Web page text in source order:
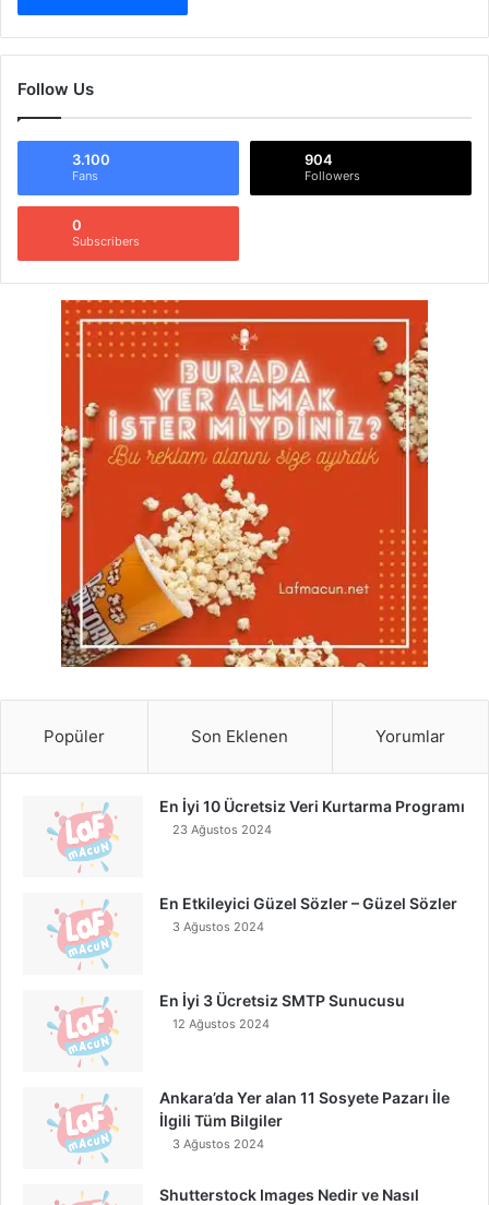
Follow Us
3.100
Fans
904
Followers
0
Subscribers
Popüler Son Eklenen Yorumlar
En İyi 10 Ücretsiz Veri Kurtarma Programı
23 Ağustos 2024
En Etkileyici Güzel Sözler – Güzel Sözler
3 Ağustos 2024
En İyi 3 Ücretsiz SMTP Sunucusu
12 Ağustos 2024
Ankara’da Yer alan 11 Sosyete Pazarı İle
İlgili Tüm Bilgiler
3 Ağustos 2024
Shutterstock Images Nedir ve Nasıl